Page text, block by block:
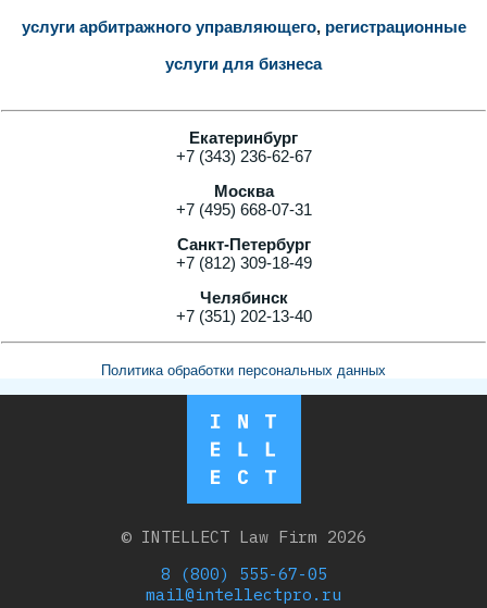
услуги арбитражного управляющего, регистрационные
услуги для бизнеса
Екатеринбург
+7 (343) 236-62-67
Москва
+7 (495) 668-07-31
Санкт-Петербург
+7 (812) 309-18-49
Челябинск
+7 (351) 202-13-40
Политика обработки персональных данных
© INTELLECT Law Firm 2026
8 (800) 555-67-05
mail@intellectpro.ru